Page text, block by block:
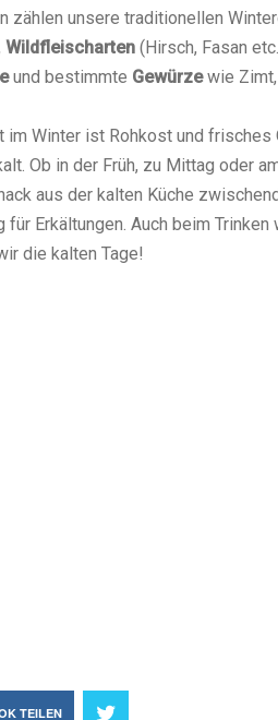
zählen unsere traditionellen
Wildfleischarten (Hirsch, Fasan
und bestimmte Gewürzewie Zimt,
im Winter ist Rohkost und
Ob in der Früh, zu Mittag oder
aus der kalten Küche
für Erkältungen. Auch beim
die kalten Tage!
TEILEN